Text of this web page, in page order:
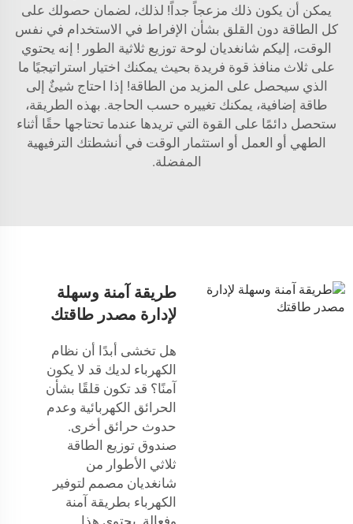
يمكن أن يكون ذلك مزعجاً جداً! لذلك، لضمان حصولك على
كل الطاقة دون القلق بشأن الإفراط في الاستخدام في نفس
الوقت، إليكم شانغديان لوحة توزيع ثلاثية الطور ! إنه يحتوي
على ثلاث منافذ قوة فريدة بحيث يمكنك اختيار استراتيجيًا ما
الذي سيحصل على المزيد من الطاقة! إذا احتاج شيئٌ إلى
طاقة إضافية، يمكنك تغييره حسب الحاجة. بهذه الطريقة،
ستحصل دائمًا على القوة التي تريدها عندما تحتاجها حقًا أثناء
الطهي أو العمل أو استثمار الوقت في أنشطتك الترفيهية
المفضلة.
طريقة آمنة وسهلة
لإدارة مصدر طاقتك
هل تخشى أبدًا أن نظام
الكهرباء لديك قد لا يكون
آمنًا؟ قد تكون قلقًا بشأن
الحرائق الكهربائية وعدم
حدوث حرائق أخرى.
صندوق توزيع الطاقة
ثلاثي الأطوار من
شانغديان مصمم لتوفير
الكهرباء بطريقة آمنة
وفعالة. يحتوي هذا